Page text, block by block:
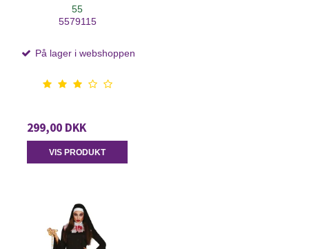
55
5579115
På lager i webshoppen
299,00 DKK
VIS PRODUKT